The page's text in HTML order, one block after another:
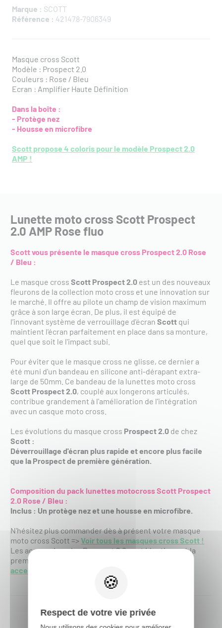
Marque : SCOTT
Référence : 421478-7906349
Masque cross Scott
Modèle : Prospect 2.0
Couleurs : Rose / Bleu
Ecran : Amplifier Haute Définition
Dans la boîte :
​- Protège nez
- Housse en microfibre
Scott propose 4 coloris pour le modèle Prospect 2.0
AMP !
Lunette moto cross Scott Prospect
2.0 AMP Rose fluo
Scott vous présente le masque cross Prospect 2.0 Rose
/ Bleu :
Le masque crossScott Prospect 2.0 est un des nouveaux
fleurons de la collection moto cross et une innovation sur
le marché. Il offre au pilote un champ de vision maximum
grâce à son large écran. De plus, il est équipé de
l'innovant système de verrouillage d'écranScott qui
maintient l'écran parfaitement en place dans sa monture,
quel que soit le l'impact subi.
Pour éviter que le masque cross ne glisse, ce dernier a
été muni d'un bandeau en silicone anti-dérapant extra-
large de 50mm. Ce bandeau de la lunettes moto cross
Scott Prospect 2.0, couplé aux longerons articulés,
contribue grandement à l'amélioration de l'intégration
avec un casque moto cross.
Les évolutions du masque cross Prospect 2.0 de chez
Scott :
Déverrouillage d'écran plus rapide et encore plus facile
que la Prospect de première génération.
Composition du pack lunettes motocross Scott Prospect
2.0 Rose / Bleu :
Inclus : Un protège nez et une housse en microfibre.
N'hésitez plus commander dès à présent votre masque
moto cross Scott =>Voir tous les masques cross Scott !
Les accessoires des Prospect 2.0 sont identiques à la
première génération de Prospect =>
accessoires de masque cross Scott !
Respect de votre vie privée